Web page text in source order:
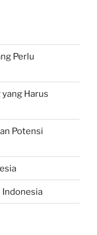
Perlu
Harus
Potensi
Indonesia